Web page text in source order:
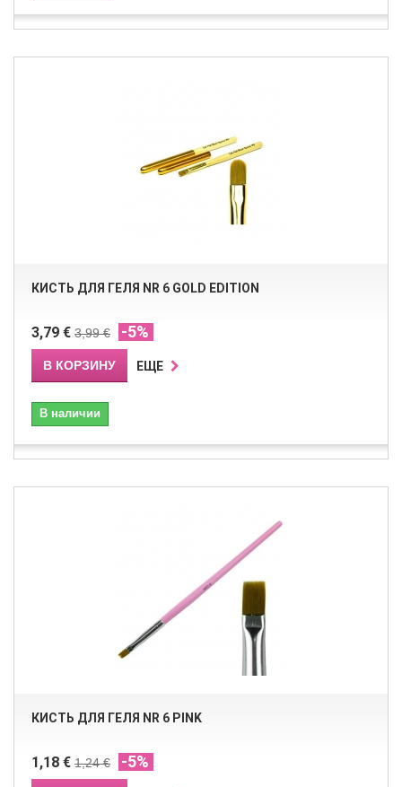
КИСТЬ ДЛЯ ГЕЛЯ NR 6 GOLD EDITION
3,79 € 3,99 € -5%
В КОРЗИНУ ЕЩЕ
В наличии
КИСТЬ ДЛЯ ГЕЛЯ NR 6 PINK
1,18 € 1,24 € -5%